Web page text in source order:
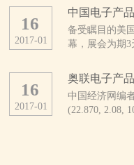
呈。 当天上
的人与找停车
人头攒动、摩
术协会统计，
备、智能终端
网等几乎整个
斯会展中心，
中激起更引人
显神通。 来
中国电子产
备受瞩目的美
幕，展会为期
超过1/3来自
美国消费技术
全球贸易不确
品支出将继续
去几年来，中
2017-01
16
奥联电子产
中国经济网编
(22.870, 2.08,
市，股票代码
2017-01
16